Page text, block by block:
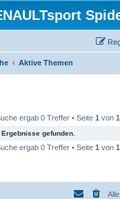
Aktive Themen
ergab 0 Treffer • Seite 1 von 1
gefunden.
ergab 0 Treffer • Seite 1 von 1